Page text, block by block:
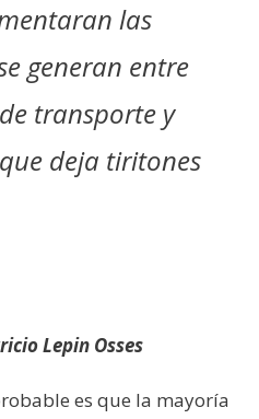
las
generan entre
transporte y
deja tiritones
Lepin Osses
es que la mayoría